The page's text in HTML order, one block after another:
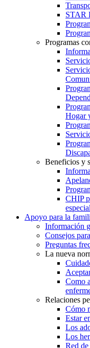
STAR
Programas
Hogar
Beneficios y
CHIP
Apoyo para la
Información
Consejos
Preguntas
La nueva
Como
Relaciones
Cómo
Estar
Los
Los
Red de